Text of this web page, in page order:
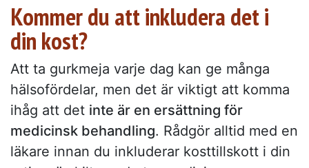
Kommer du att inkludera det i
din kost?
Att ta gurkmeja varje dag kan ge många
hälsofördelar, men det är viktigt att komma
ihåg att det inte är en ersättning för
medicinsk behandling. Rådgör alltid med en
läkare innan du inkluderar kosttillskott i din